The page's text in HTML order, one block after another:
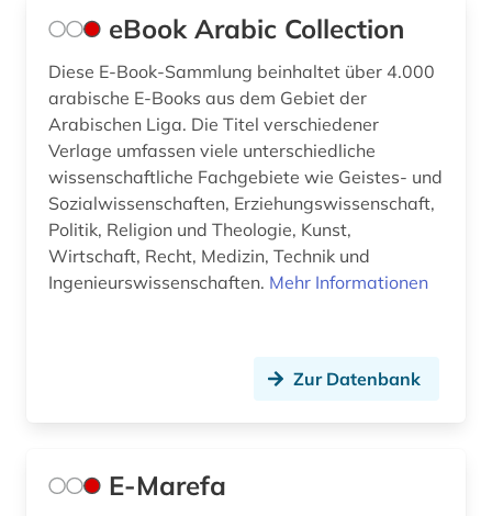
eBook Arabic Collection
Diese E-Book-Sammlung beinhaltet über 4.000
arabische E-Books aus dem Gebiet der
Arabischen Liga. Die Titel verschiedener
Verlage umfassen viele unterschiedliche
wissenschaftliche Fachgebiete wie Geistes- und
Sozialwissenschaften, Erziehungswissenschaft,
Politik, Religion und Theologie, Kunst,
Wirtschaft, Recht, Medizin, Technik und
Ingenieurswissenschaften. Mehr Informationen
Zur Datenbank
E-Marefa